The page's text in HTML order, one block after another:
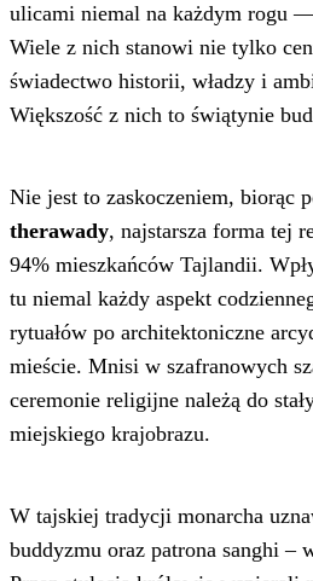
ulicami niemal na każdym rogu
Wiele z nich stanowi nie tylko
świadectwo historii, władzy i
Większość z nich to świątynie
Nie jest to zaskoczeniem, biorąc
therawady, najstarsza forma tej
94% mieszkańców Tajlandii.
tu niemal każdy aspekt
rytuałów po architektoniczne
mieście. Mnisi w szafranowych
ceremonie religijne należą do
miejskiego krajobrazu.
W tajskiej tradycji monarcha
buddyzmu oraz patrona sanghi –